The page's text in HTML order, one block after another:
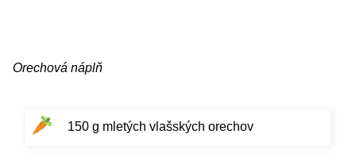
Orechová náplň
150 g mletých vlašských orechov